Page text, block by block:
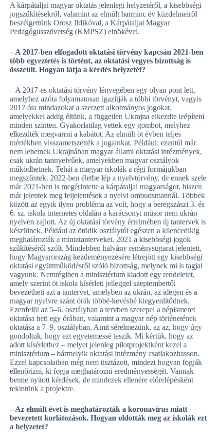
A kárpátaljai magyar oktatás jelenlegi helyzetéről, a kisebbségi
jogszűkítésekről, valamint az elmúlt harminc év küzdelmeiről
beszélgettünk Orosz Ildikóval, a Kárpátaljai Magyar
Pedagógusszövetség (KMPSZ) elnökével.
– A 2017-ben elfogadott oktatási törvény kapcsán 2021-ben
több egyeztetés is történt, az oktatási vegyes bizottság is
összeült. Hogyan látja a kérdés helyzetét?
– A 2017-es oktatási törvény lényegében egy olyan pont lett,
amelyhez azóta folyamatosan igazítják a többi törvényt, vagyis
2017 óta mindazokat a szerzett alkotmányos jogokat,
amelyekkel addig éltünk, a független Ukrajna elkezdte leépíteni
minden szinten. Gyakorlatilag vettek egy gombot, melyhez
elkezdték megvarrni a kabátot. Az elmúlt öt évben teljes
mértékben visszametszették a jogainkat. Például: ezentúl már
nem lehetnek Ukrajnában magyar állami oktatási intézmények,
csak ukrán tannyelvűek, amelyekben magyar osztályok
működhetnek. Tehát a magyar iskolák a régi formájukban
megszűntek. 2022-ben életbe lép a nyelvtörvény, de ennek szele
már 2021-ben is megérintette a kárpátaljai magyarságot, hiszen
már jelentek meg feljelentések a nyelvi ombudsmannál. Többek
között az egyik ilyen probléma az volt, hogy a beregszászi 3. és
6. sz. iskola internetes oldalán a karácsonyi műsor nem ukrán
nyelven zajlott. Az új oktatási törvény értelmében új tantervek is
készülnek. Például az ötödik osztálytól egészen a kilencedikig
meghatározták a mintatanterveket. 2021 a kisebbségi jogok
szűkítéséről szólt. Mindebben halvány reménysugarat jelentett,
hogy Magyarország kezdeményezésére létrejött egy kisebbségi
oktatási együttműködésről szóló bizottság, melynek mi is tagjai
vagyunk. Nemrégiben a minisztérium kiadott egy rendeletet,
amely szerint öt iskola kísérleti jelleggel szeptembertől
bevezetheti azt a tantervet, amelyben az ukrán, az idegen és a
magyar nyelvre szánt órák többé-kevésbé kiegyenlítődnek.
Ezenfelül az 5–6. osztályban a tervben szerepel a népismeret
oktatása heti egy órában, valamint a magyar nép történetének
oktatása a 7–9. osztályban. Amit sérelmezünk, az az, hogy úgy
gondoltuk, hogy ezt egyetemessé teszik. Mi kértük, hogy az
adott kísérlethez – melyet jelenleg pilotprojektként kezel a
minisztérium – bármelyik oktatási intézmény csatlakozhasson.
Ezzel kapcsolatban még nem tisztázott, mindezt hogyan fogják
ellenőrizni, ki fogja meghatározni eredményességét. Vannak
benne nyitott kérdések, de mindezek ellenére előrelépésként
tekintünk a projektre.
– Az elmúlt évet is meghatározták a koronavírus miatt
bevezetett korlátozások. Hogyan oldották meg az iskolák ezt
a helyzetet?